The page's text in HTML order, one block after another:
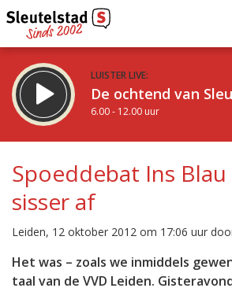
LUISTER LIVE:
De ochtend van
6.00 - 12.00 uur
De middag van Sleutelstad
12.00 - 17.00 uur
Vorig uur
Inklappen
Spoeddebat Ins
sisser af
Leiden, 12 oktober 2012 om 17:06 uur
Het was – zoals we inmiddels
taal van de VVD Leiden.